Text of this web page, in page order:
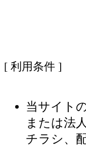
[ 利用条件 ]
当サイト
または法
チラシ、